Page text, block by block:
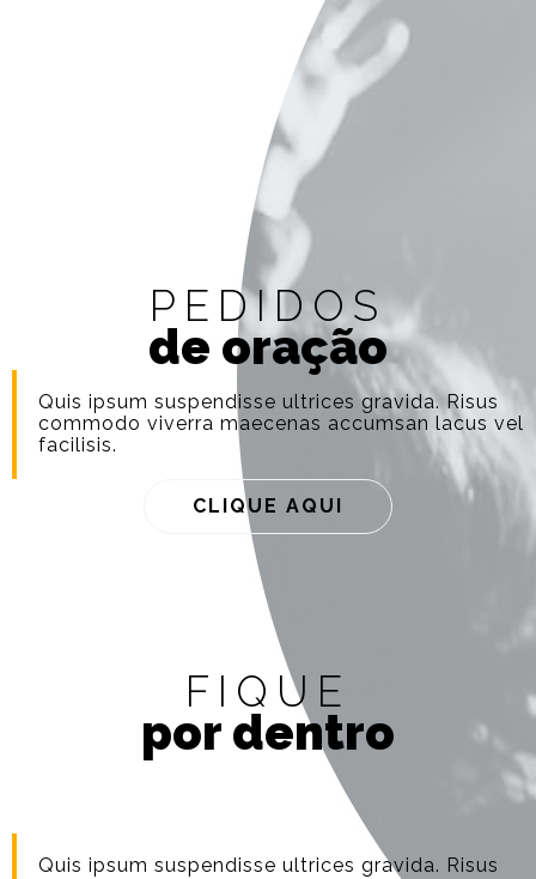
PEDIDOS
de oração
Quis ipsum suspendisse ultrices gravida. Risus
commodo viverra maecenas accumsan lacus vel
facilisis.
CLIQUE AQUI
FIQUE
por dentro
Quis ipsum suspendisse ultrices gravida. Risus